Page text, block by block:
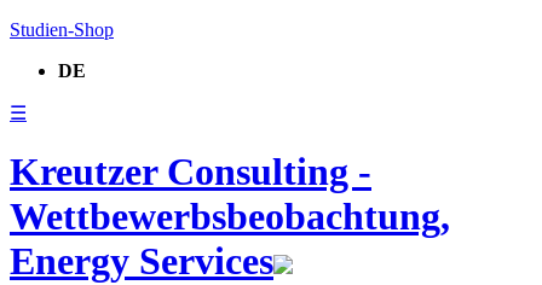
Studien-Shop
DE
☰
Kreutzer Consulting -
Wettbewerbsbeobachtung,
Energy Services